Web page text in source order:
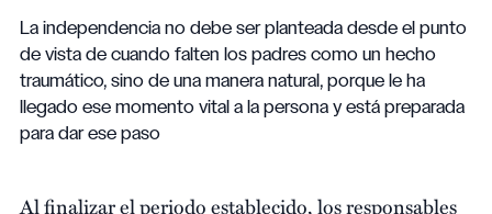
La independencia no debe ser planteada desde el punto
de vista de cuando falten los padres como un hecho
traumático, sino de una manera natural, porque le ha
llegado ese momento vital a la persona y está preparada
para dar ese paso
Al finalizar el periodo establecido, los responsables